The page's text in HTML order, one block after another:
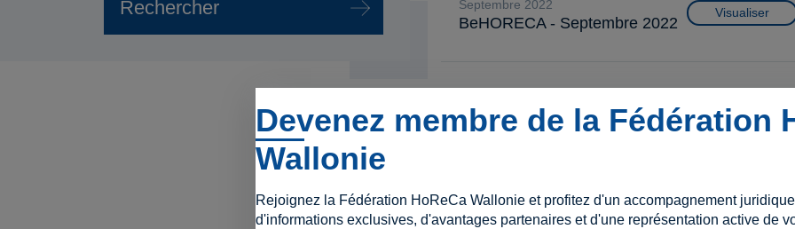
septembre 2022
BeHORECA - Septembre 2022
Visualiser
BeHORECA - Juin 2022
Visualiser
mars 2022
BeHORECA - Mars 2022
Visualiser
Devenez membre de la Fédération
Wallonie
Rejoignez la Fédération HoReCa Wallonie et profitez d'un accompagnement
d'informations exclusives, d'avantages partenaires et d'une représentation active de